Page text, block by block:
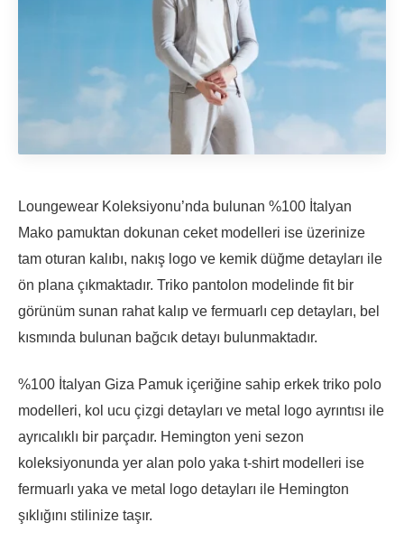
Loungewear Koleksiyonu’nda bulunan %100 İtalyan
Mako pamuktan dokunan ceket modelleri ise üzerinize
tam oturan kalıbı, nakış logo ve kemik düğme detayları ile
ön plana çıkmaktadır. Triko pantolon modelinde fit bir
görünüm sunan rahat kalıp ve fermuarlı cep detayları, bel
kısmında bulunan bağcık detayı bulunmaktadır.
%100 İtalyan Giza Pamuk içeriğine sahip erkek triko polo
modelleri, kol ucu çizgi detayları ve metal logo ayrıntısı ile
ayrıcalıklı bir parçadır. Hemington yeni sezon
koleksiyonunda yer alan polo yaka t-shirt modelleri ise
fermuarlı yaka ve metal logo detayları ile Hemington
şıklığını stilinize taşır.